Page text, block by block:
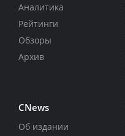
Аналитика
Рейтинги
Обзоры
Архив
CNews
Об издании